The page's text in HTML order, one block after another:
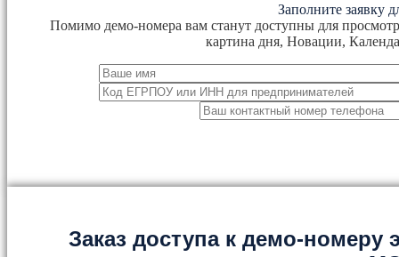
Заполните заявку
Помимо демо-номера вам станут доступны для
картина дня, Новации,
Заказ доступа к демо-номеру